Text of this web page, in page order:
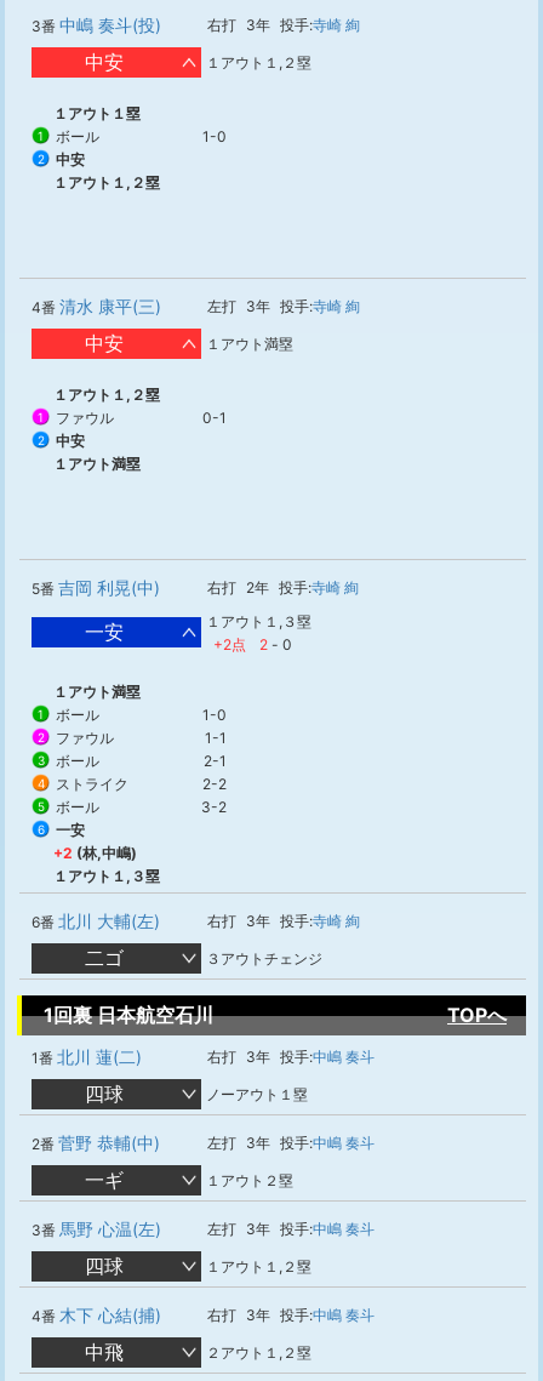
3番 中嶋 奏斗(投) 右打 3年 投手:寺崎 絢
中安 １アウト１,２塁
１アウト１塁
1 ボール 1-0
2
中安
１アウト１,２塁
4番 清水 康平(三) 左打 3年 投手:寺崎 絢
中安 １アウト満塁
１アウト１,２塁
1 ファウル 0-1
2
中安
１アウト満塁
5番 吉岡 利晃(中) 右打 2年 投手:寺崎 絢
一安
１アウト１,３塁
+2点
2 - 0
１アウト満塁
1 ボール 1-0
2 ファウル 1-1
3 ボール 2-1
4 ストライク 2-2
5 ボール 3-2
6
一安
+2 (林,中嶋)
１アウト１,３塁
6番 北川 大輔(左) 右打 3年 投手:寺崎 絢
二ゴ ３アウトチェンジ
1回裏 日本航空石川 TOPへ
1番 北川 蓮(二) 右打 3年 投手:中嶋 奏斗
四球 ノーアウト１塁
2番 菅野 恭輔(中) 左打 3年 投手:中嶋 奏斗
一ギ １アウト２塁
3番 馬野 心温(左) 左打 3年 投手:中嶋 奏斗
四球 １アウト１,２塁
4番 木下 心結(捕) 右打 3年 投手:中嶋 奏斗
中飛 ２アウト１,２塁